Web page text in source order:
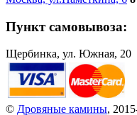
Пункт самовывоза:
Щербинка, ул. Южная, 20
© Дровяные камины,